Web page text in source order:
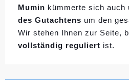
Mumin kümmerte sich auch
des Gutachtens um den
Wir stehen Ihnen zur Seite,
vollständig reguliert ist.